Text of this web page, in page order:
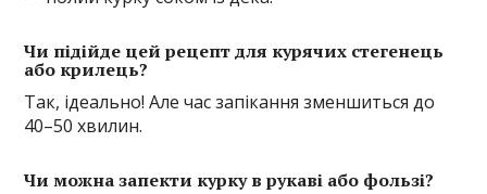
Чи підійде цей рецепт для курячих стегенець
або крилець?
Так, ідеально! Але час запікання зменшиться до
40–50 хвилин.
Чи можна запекти курку в рукаві або фользі?